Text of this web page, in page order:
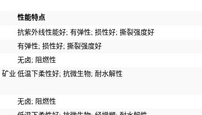
性能特点
抗紫外线性能好; 有弹性; 损性好; 撕裂强度好
有弹性; 损性好; 撕裂强度好
无卤; 阻燃性
矿业 低温下柔性好; 抗微生物; 耐水解性
无卤; 阻燃性